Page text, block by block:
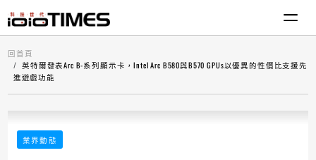
回首頁
英特爾發表Arc B-系列顯示卡，Intel Arc B580與B570 GPUs以優異的性價比支援先
進遊戲功能
業界動態